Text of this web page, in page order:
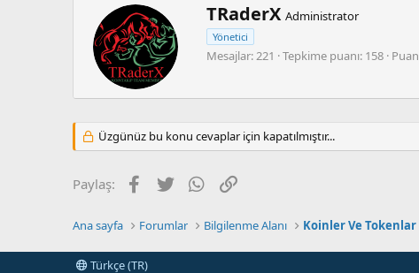
Y
a
z
a
TRaderX Administrator
Yönetici
Mesajlar 221 Tepkime puanı 158 Puan
Üzgünüz bu konu cevaplar için kapatılmıştır...
Paylaş: Facebook
Twitter WhatsApp
Ana sayfa Forumlar Bilgilenme Alanı Koinler Ve Tokenlar
Türkçe (TR)